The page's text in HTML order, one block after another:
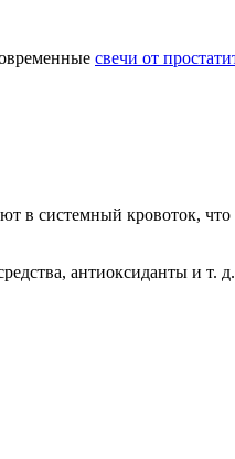
свечи от
в системный кровоток,
антиоксиданты и т.